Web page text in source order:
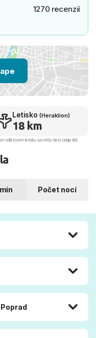
1270 recenzií
Letisko (Heraklion)
18 km
odletovom letisku sa môžu tieto údaje líšiť.
Počet nocí